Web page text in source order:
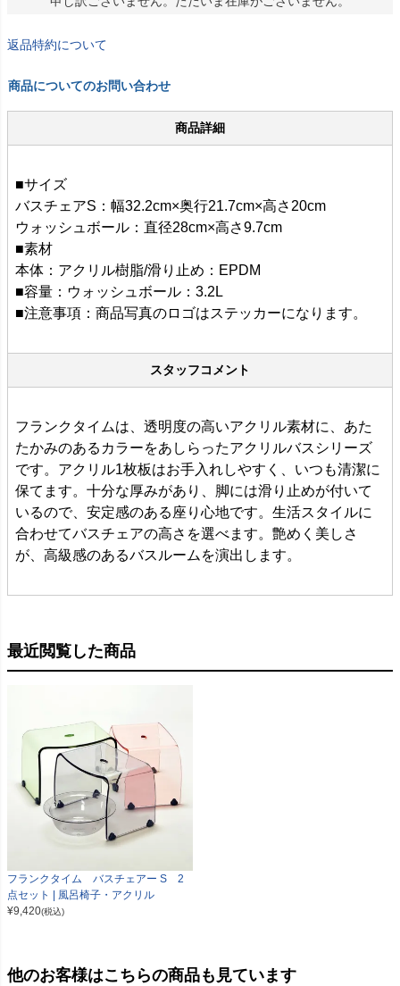
返品特約について
商品についてのお問い合わせ
商品詳細
■サイズ
バスチェアS：幅32.2cm×奥行21.7cm×高さ20cm
ウォッシュボール：直径28cm×高さ9.7cm
■素材
本体：アクリル樹脂/滑り止め：EPDM
■容量：ウォッシュボール：3.2L
■注意事項：商品写真のロゴはステッカーになります。
スタッフコメント
フランクタイムは、透明度の高いアクリル素材に、あた
たかみのあるカラーをあしらったアクリルバスシリーズ
です。アクリル1枚板はお手入れしやすく、いつも清潔に
保てます。十分な厚みがあり、脚には滑り止めが付いて
いるので、安定感のある座り心地です。生活スタイルに
合わせてバスチェアの高さを選べます。艶めく美しさ
が、高級感のあるバスルームを演出します。
最近閲覧した商品
フランクタイム バスチェアー S 2
点セット | 風呂椅子・アクリル
¥9,420(税込)
他のお客様はこちらの商品も見ています